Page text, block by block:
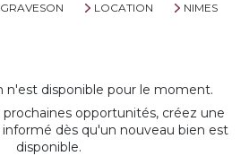
LOCATION
NIMES
n'est disponible pour le moment.
opportunités, créez une
dès qu'un nouveau bien est
disponible.